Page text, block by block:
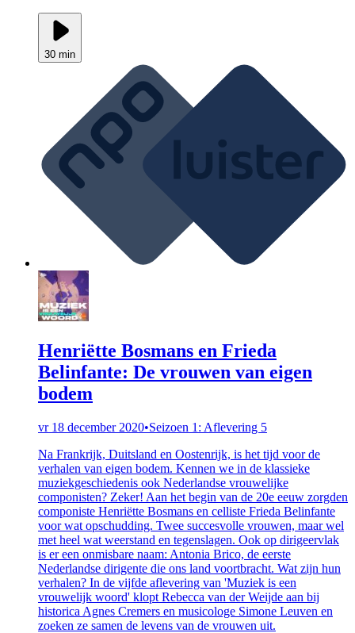
30 min
Henriëtte Bosmans en Frieda
Belinfante: De vrouwen van eigen
bodem
vr 18 december 2020•Seizoen 1: Aflevering 5
Na Frankrijk, Duitsland en Oostenrijk, is het tijd voor de
verhalen van eigen bodem. Kennen we in de klassieke
muziekgeschiedenis ook Nederlandse vrouwelijke
componisten? Zeker! Aan het begin van de 20e eeuw zorgden
componiste Henriëtte Bosmans en celliste Frieda Belinfante
voor wat opschudding. Twee succesvolle vrouwen, maar wel
met heel wat weerstand en tegenslagen. Ook op dirigeervlak
is er een onmisbare naam: Antonia Brico, de eerste
Nederlandse dirigente die ons land voortbracht. Wat zijn hun
verhalen? In de vijfde aflevering van 'Muziek is een
vrouwelijk woord' klopt Rebecca van der Weijde aan bij
historica Agnes Cremers en musicologe Simone Leuven en
zoeken ze samen de levens van de vrouwen uit.